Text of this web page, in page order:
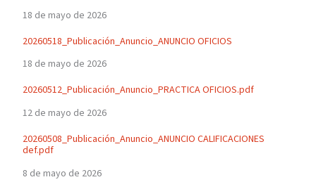
18 de mayo de 2026
20260518_Publicación_Anuncio_ANUNCIO OFICIOS
18 de mayo de 2026
20260512_Publicación_Anuncio_PRACTICA OFICIOS.pdf
12 de mayo de 2026
20260508_Publicación_Anuncio_ANUNCIO CALIFICACIONES
def.pdf
8 de mayo de 2026